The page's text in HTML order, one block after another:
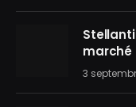
marché
3